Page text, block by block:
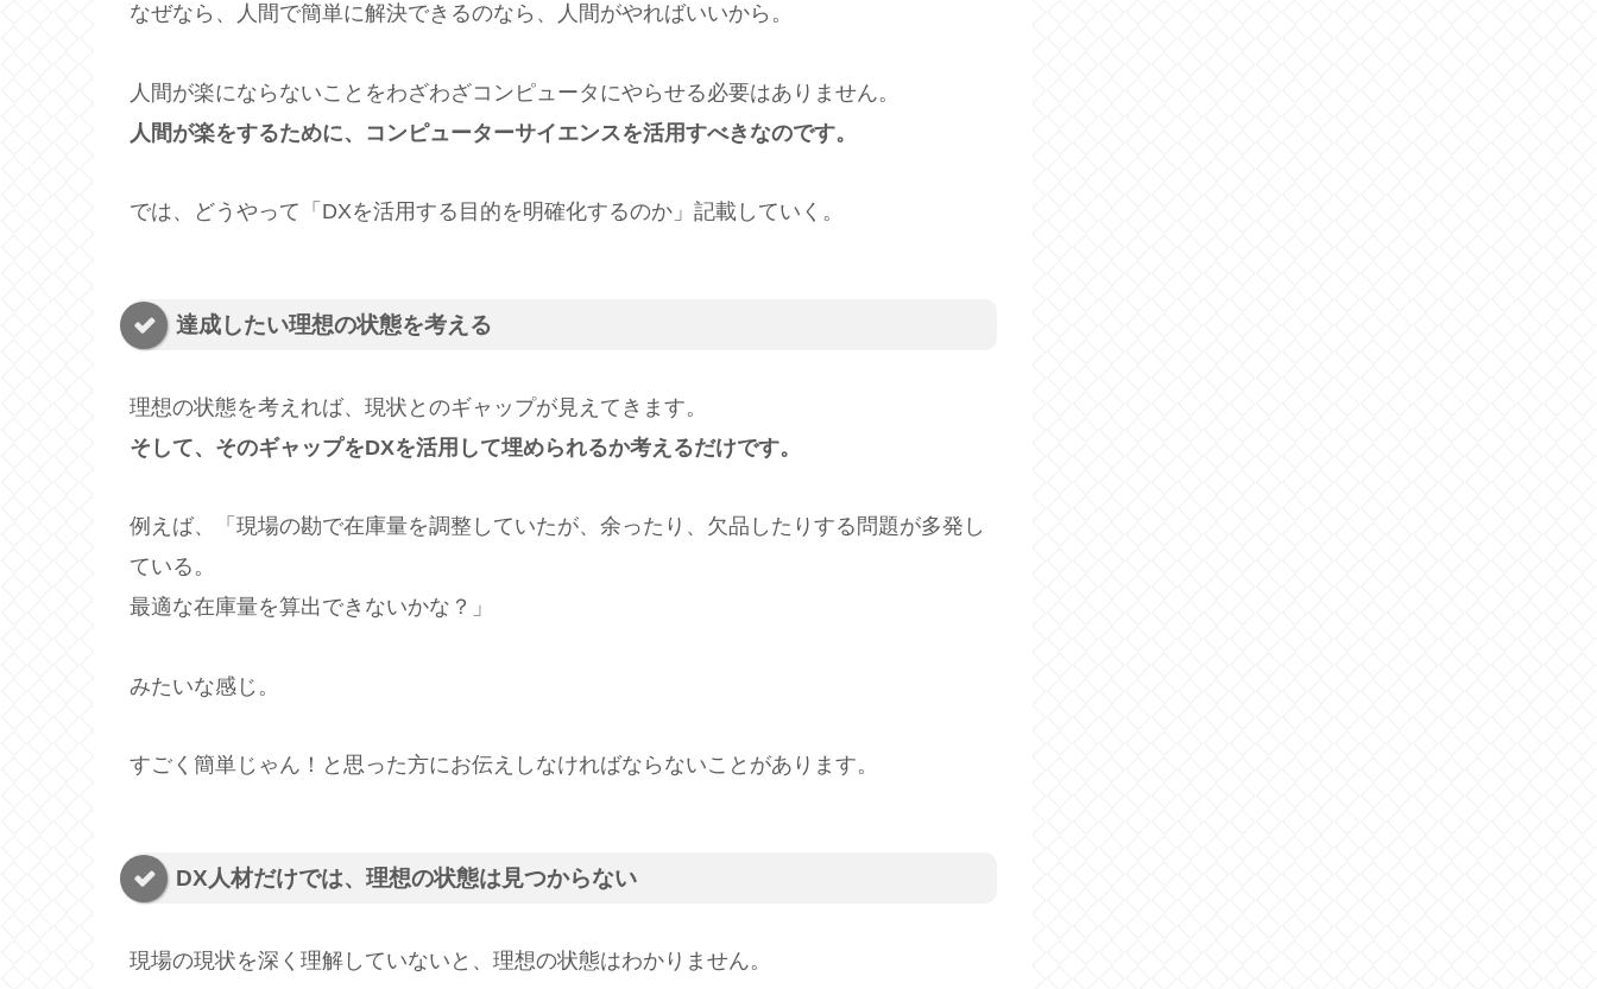
なぜなら、人間で簡単に解決できるのなら、人間がやればいいから。
人間が楽にならないことをわざわざコンピュータにやらせる必要はありません。
人間が楽をするために、コンピューターサイエンスを活用すべきなのです。
では、どうやって「DXを活用する目的を明確化するのか」記載していく。
達成したい理想の状態を考える
理想の状態を考えれば、現状とのギャップが見えてきます。
そして、そのギャップをDXを活用して埋められるか考えるだけです。
例えば、「現場の勘で在庫量を調整していたが、余ったり、欠品したりする問題が多発し
ている。
最適な在庫量を算出できないかな？」
みたいな感じ。
すごく簡単じゃん！と思った方にお伝えしなければならないことがあります。
DX人材だけでは、理想の状態は見つからない
現場の現状を深く理解していないと、理想の状態はわかりません。